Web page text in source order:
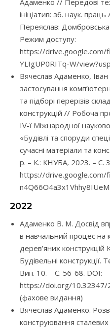
Адаменко // Передові
ініціатив: зб. наук.
Переяслав:
Режим доступу:
https://drive.google.com/
YLIgUP0RITq-W/
Вячеслав Адаменко,
застосування
та підборі перерізів
конструкцій // Робоча
IV-ї Міжнародної
«Будівлі та споруди
сучасні матеріали та
р. – К.: КНУБА, 2023. – С.
https://drive.google.com/
2022
Адаменко В. М. Досвід
в навчальний процес на
дерев’яних
Будівельні конструкції.
Вип. 10. – С. 56-68. DOI:
https://doi.org/10.32347/
(фахове видання)
Вячеслав Адаменко.
конструювання сталевих